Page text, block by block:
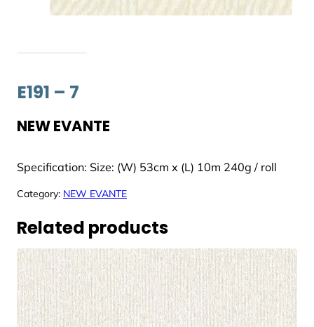
E191 – 7
NEW EVANTE
Specification: Size: (W) 53cm x (L) 10m 240g / roll
Category: NEW EVANTE
Related products